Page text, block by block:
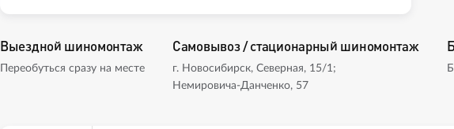
Выездной шиномонтаж
Переобуться сразу на месте
Самовывоз / стационарный шиномонтаж
г. Новосибирск, Северная, 15/1;
Немировича-Данченко, 57